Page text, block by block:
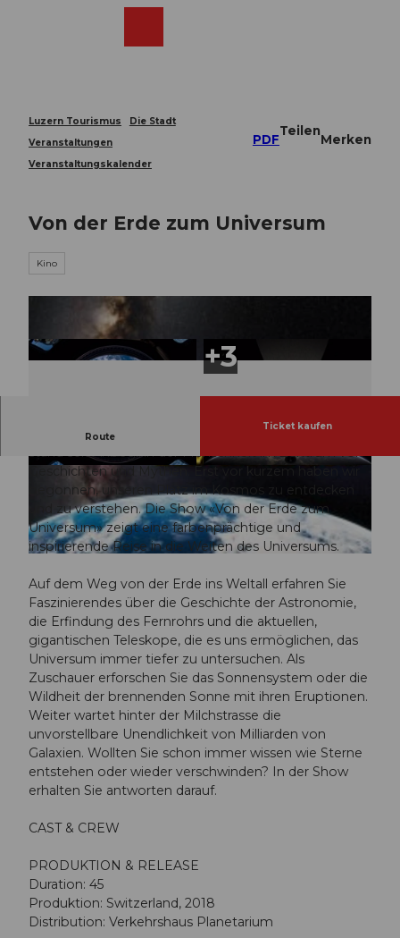
Luzern Tourismus
Die Stadt
Veranstaltungen
Veranstaltungskalender
PDF
Teilen
Merken
Von der Erde zum Universum
Kino
© Guidle.com
Route
Ticket kaufen
Der Nachthimmel, wunderschön wie auch mysteriös,
stand seit Anbeginn der Menschheit im Zentrum von
Geschichten und Mythen. Erst vor kurzem haben wir
begonnen, unseren Platz im Kosmos zu entdecken
und zu verstehen. Die Show «Von der Erde zum
Universum» zeigt eine farbenprächtige und
inspirierende Reise in die Weiten des Universums.
Auf dem Weg von der Erde ins Weltall erfahren Sie
Faszinierendes über die Geschichte der Astronomie,
die Erfindung des Fernrohrs und die aktuellen,
gigantischen Teleskope, die es uns ermöglichen, das
Universum immer tiefer zu untersuchen. Als
Zuschauer erforschen Sie das Sonnensystem oder die
Wildheit der brennenden Sonne mit ihren Eruptionen.
Weiter wartet hinter der Milchstrasse die
unvorstellbare Unendlichkeit von Milliarden von
Galaxien. Wollten Sie schon immer wissen wie Sterne
entstehen oder wieder verschwinden? In der Show
erhalten Sie antworten darauf.
CAST & CREW
PRODUKTION & RELEASE
Duration: 45
Produktion: Switzerland, 2018
Distribution: Verkehrshaus Planetarium